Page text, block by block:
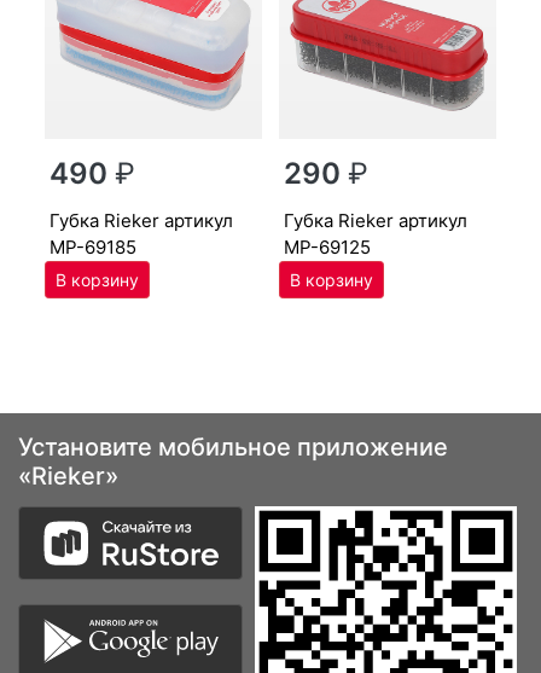
490₽
губ­ка Ri­eker артикул
MP-69185
290₽
губ­ка Ri­eker артикул
MP-69125
Установите мобильное приложение
«Rieker»